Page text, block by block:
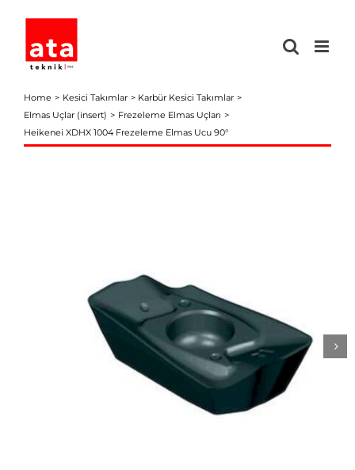
content
Home Kesici Takımlar
Karbür Kesici Takımlar
Elmas Uçlar (insert)
Frezeleme Elmas Uçları
Heikenei XDHX 1004 Frezeleme Elmas Ucu 90°